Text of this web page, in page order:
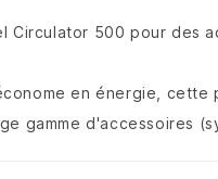
Circulator 500 pour des
en énergie,
gamme d'accessoires